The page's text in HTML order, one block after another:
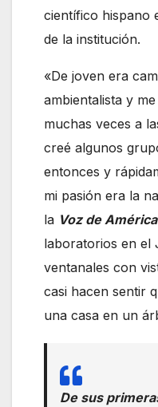
científico hispano
de la institución.
«De joven era
ambientalista y
muchas veces a
creé algunos
entonces y
mi pasión era la
la Voz de América
laboratorios en el
ventanales con
casi hacen sentir
una casa en un
De sus